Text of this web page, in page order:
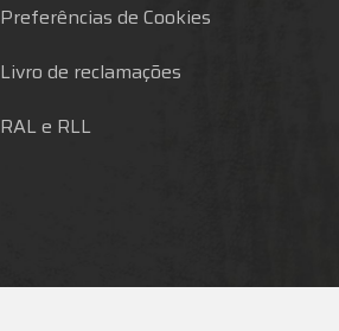
Preferências de Cookies
Livro de reclamações
RAL e RLL